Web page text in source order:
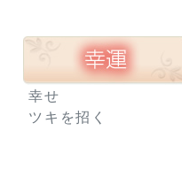
幸せ
ツキを招く